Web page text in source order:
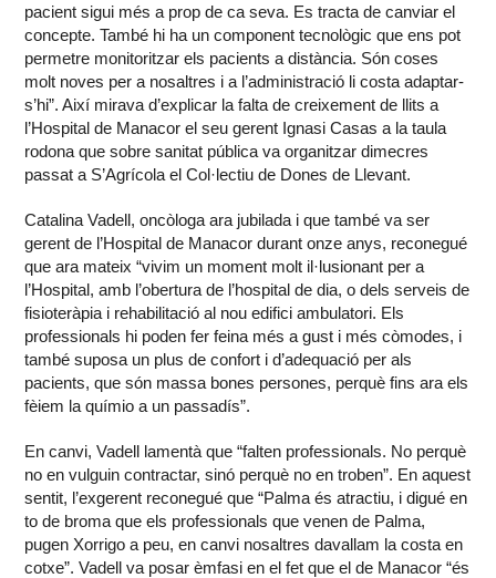
pacient sigui més a prop de ca seva. Es tracta de canviar el
concepte. També hi ha un component tecnològic que ens pot
permetre monitoritzar els pacients a distància. Són coses
molt noves per a nosaltres i a l’administració li costa adaptar-
s’hi”. Així mirava d’explicar la falta de creixement de llits a
l’Hospital de Manacor el seu gerent Ignasi Casas a la taula
rodona que sobre sanitat pública va organitzar dimecres
passat a S’Agrícola el Col·lectiu de Dones de Llevant.
Catalina Vadell, oncòloga ara jubilada i que també va ser
gerent de l’Hospital de Manacor durant onze anys, reconegué
que ara mateix “vivim un moment molt il·lusionant per a
l’Hospital, amb l’obertura de l’hospital de dia, o dels serveis de
fisioteràpia i rehabilitació al nou edifici ambulatori. Els
professionals hi poden fer feina més a gust i més còmodes, i
també suposa un plus de confort i d’adequació per als
pacients, que són massa bones persones, perquè fins ara els
fèiem la químio a un passadís”.
En canvi, Vadell lamentà que “falten professionals. No perquè
no en vulguin contractar, sinó perquè no en troben”. En aquest
sentit, l’exgerent reconegué que “Palma és atractiu, i digué en
to de broma que els professionals que venen de Palma,
pugen Xorrigo a peu, en canvi nosaltres davallam la costa en
cotxe”. Vadell va posar èmfasi en el fet que el de Manacor “és